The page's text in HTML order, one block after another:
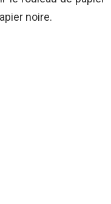
noire.